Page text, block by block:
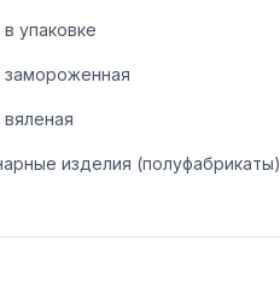
упаковке
изделия (полуфабрикаты)